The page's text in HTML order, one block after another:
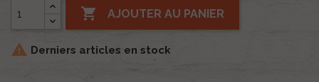
 AJOUTER AU PANIER
 Derniers articles en stock